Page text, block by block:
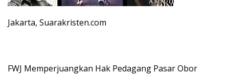
Jakarta, Suarakristen.com
FWJ Memperjuangkan Hak Pedagang Pasar Obor